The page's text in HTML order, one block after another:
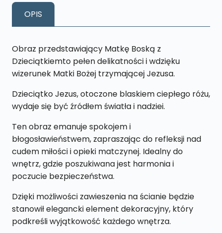
BOSKA
XL49
40
X
CM
OPIS
Obraz przedstawiający Matkę Boską z
Dzieciątkiemto pełen delikatności i wdzięku
wizerunek Matki Bożej trzymającej Jezusa.
Dzieciątko Jezus, otoczone blaskiem ciepłego różu,
wydaje się być źródłem światła i nadziei.
Ten obraz emanuje spokojem i
błogosławieństwem, zapraszając do refleksji nad
cudem miłości i opieki matczynej. Idealny do
wnętrz, gdzie poszukiwana jest harmonia i
poczucie bezpieczeństwa.
Dzięki możliwości zawieszenia na ścianie będzie
stanowił elegancki element dekoracyjny, który
podkreśli wyjątkowość każdego wnętrza.